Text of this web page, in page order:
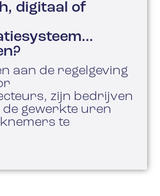
digitaal of
aan de regelgeving
zijn bedrijven
gewerkte uren
te